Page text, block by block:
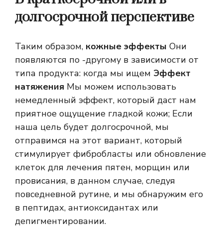
долгосрочной перспективе
Таким образом, кожные эффекты Они
появляются по -другому в зависимости от
типа продукта: когда мы ищем Эффект
натяжения Мы можем использовать
немедленный эффект, который даст нам
приятное ощущение гладкой кожи; Если
наша цель будет долгосрочной, мы
отправимся на этот вариант, который
стимулирует фибробласты или обновление
клеток для лечения пятен, морщин или
провисания, в данном случае, следуя
повседневной рутине, и мы обнаружим его
в пептидах, антиоксидантах или
депигментировании.